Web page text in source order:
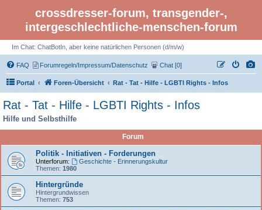
crossdresser-forum, transgender-,
intergeschlechtliche-menschen-forum
Im Chat: ChatBotIn, aber keine natürlichen Personen (d/m/w)
FAQ Forumregeln/Impressum/Datenschutz Chat [0]
Portal Foren-Übersicht Rat - Tat - Hilfe - LGBTI Rights - Infos
Rat - Tat - Hilfe - LGBTI Rights - Infos
Hilfe und Selbsthilfe
Forum
Politik - Initiativen - Forderungen
Unterforum:
Geschichte - Erinnerungskultur
Themen: 1980
Hintergründe
Hintergrundwissen
Themen: 753